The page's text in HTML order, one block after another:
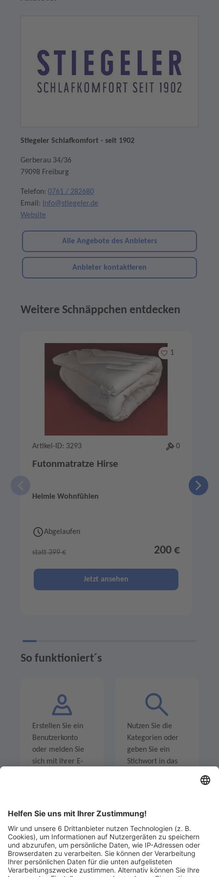
Stiegeler Schlafkomfort - seit 1902
Gerberau 34/36
79098 Freiburg
Telefon: 0761 / 282680
Email: Info@stiegeler.de
Website
Alle Angebote des Anbieters
Anbieter kontaktieren
Weitere Schnäppchen entdecken
Merken
1
Artikel-ID: 3293 0
Futonmatratze Hirse
Helmle Wohnfühlen
Abgelaufen
statt 399 € 200 €
Jetzt ansehen
So funktioniert´s
Erstellen Sie ein
Benutzerkonto
oder melden Sie
sich mit Ihrer E-
Nutzen Sie die
Kategorien oder
geben Sie ein
Stichwort in das
Legen Sie zum
Sind Sie am Ende